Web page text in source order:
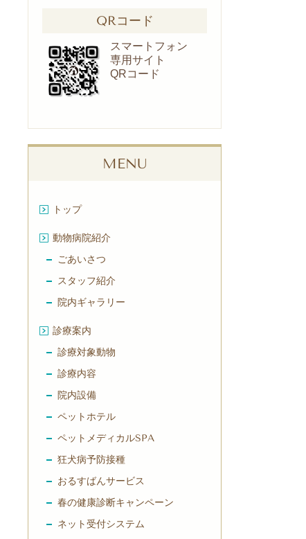
QRコード
スマートフォン
専用サイト
QRコード
MENU
トップ
動物病院紹介
ごあいさつ
スタッフ紹介
院内ギャラリー
診療案内
診療対象動物
診療内容
院内設備
ペットホテル
ペットメディカルSPA
狂犬病予防接種
おるすばんサービス
春の健康診断キャンペーン
ネット受付システム